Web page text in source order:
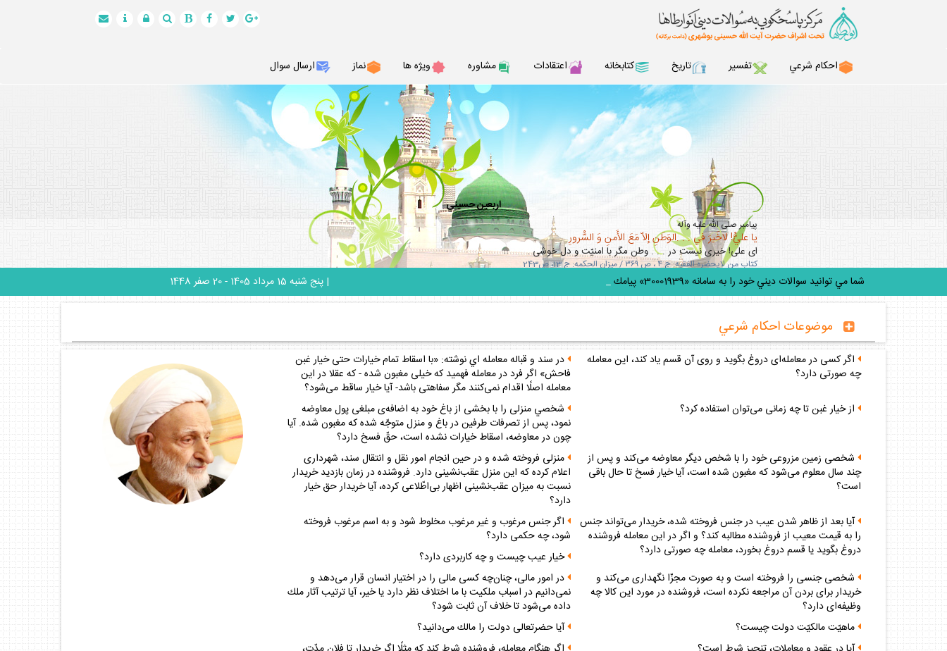
احكام شرعي تفسير تاريخ كتابخانه اعتقادات مشاوره ويژه ها نماز ارسال سوال
اربعين حسيني
پيامبر صلى‏ الله ‏عليه‏ و‏آله
يا عليُّ! لاخَيرَ في . . .الوَطَنِ إلاّ مَعَ الأَمنِ وَ السُّرورِ
اى على! خيرى نيست در . . . وطن مگر با امنيّت و دل خوشى .
كتاب من لايحضره الفقيه: ج ۴ ، ص ۳۶۹ / ميزان الحكمه: ج 13، ص243
شما مي توانيد سوالات ديني خود را به سامانه «30001939» پيامك كنيد. | پنج شنبه 15 مرداد 1405 - 20 صفر 1448
موضوعات احكام شرعي
اگر كسى در معامله‌اى دروغ بگويد و روى آن قسم ياد كند، اين معامله
چه صورتى دارد؟
در سند و قباله‌ معامله اي نوشته: «با اسقاط تمام خيارات حتى خيار غبن
فاحش» اگر فرد در معامله‌ فهميد كه خيلى مغبون شده - كه عقلا در اين
معامله اصلًا اقدام نمى‌كنند مگر سفاهتى باشد- آيا خيار ساقط مى‌شود؟
از خيار غبن تا چه زمانى مى‌توان استفاده كرد؟
شخصي منزلى را با بخشى از باغ خود به اضافه‌ى مبلغى پول معاوضه
نمود، پس از تصرفات طرفين در باغ و منزل متوجّه شده كه مغبون شده‌. آيا
چون در معاوضه، اسقاط خيارات نشده است، حقّ فسخ دارد؟
شخصى زمين مزروعى خود را با شخص ديگر معاوضه مى‌كند و پس از
چند سال معلوم مى‌شود كه مغبون شده است، آيا خيار فسخ تا حال باقى
است؟
منزلى فروخته شده و در حين انجام امور نقل و انتقال سند، شهردارى
اعلام كرده كه اين منزل عقب‌نشينى دارد. فروشنده در زمان بازديد خريدار
نسبت به ميزان عقب‌نشينى اظهار بى‌اطّلاعى كرده، آيا خريدار حق خيار
دارد؟
آيا بعد از ظاهر شدن عيب در جنس فروخته شده، خريدار مى‌تواند جنس
را به قيمت معيب از فروشنده مطالبه كند؟ و اگر در اين معامله فروشنده
دروغ بگويد يا قسم دروغ بخورد، معامله چه صورتى دارد؟
اگر جنس مرغوب و غير مرغوب مخلوط شود و به اسم مرغوب فروخته
شود، چه حكمى دارد؟
خيار عيب چيست و چه كاربردى دارد؟
شخصى جنسى را فروخته است و به صورت مجزّا نگهدارى مى‌كند و
خريدار براى بردن آن مراجعه نكرده است، فروشنده در مورد اين كالا چه
وظيفه‌اى دارد؟
در امور مالى، چنان‌چه كسى مالى را در اختيار انسان قرار مى‌دهد و
نمى‌دانيم در اسباب ملكيت با ما اختلاف نظر دارد يا خير، آيا ترتيب آثار ملك
داده مى‌شود تا خلاف آن ثابت شود؟
ماهيّت مالكيّت دولت چيست؟
آيا حضرتعالى دولت را مالك مى‌دانيد؟